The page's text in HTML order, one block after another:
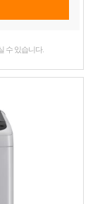
수 있습니다.